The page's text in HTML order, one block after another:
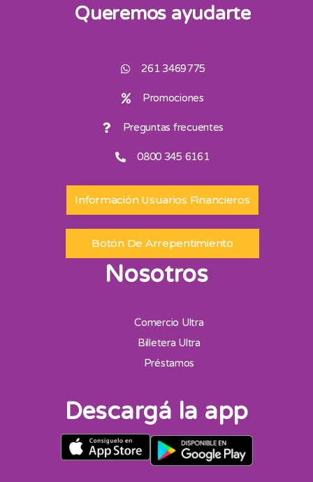
Queremos ayudarte
261 3469775
Promociones
Preguntas frecuentes
0800 345 6161
Información Usuarios Financieros
Botón De Arrepentimiento
Nosotros
Comercio Ultra
Billetera Ultra
Préstamos
Descargá la app